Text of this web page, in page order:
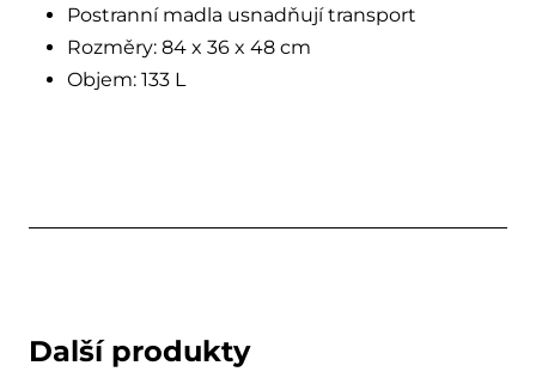
Postranní madla usnadňují transport
Rozměry: 84 x 36 x 48 cm
Objem: 133 L
Další produkty